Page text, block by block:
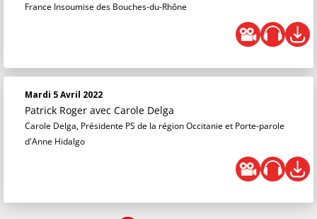
France Insoumise des Bouches-du-Rhône
Mardi 5 Avril 2022
Patrick Roger avec Carole Delga
Carole Delga, Présidente PS de la région Occitanie et Porte-parole
d'Anne Hidalgo